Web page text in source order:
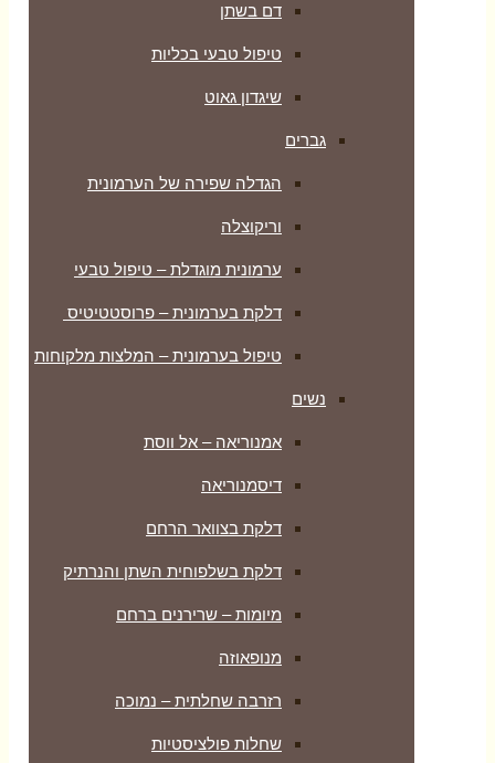
דם בשתן
טיפול טבעי בכליות
שיגדון גאוט
גברים
הגדלה שפירה של הערמונית
וריקוצלה
ערמונית מוגדלת – טיפול טבעי
דלקת בערמונית – פרוסטטיטיס
טיפול בערמונית – המלצות מלקוחות
נשים
אמנוריאה – אל ווסת
דיסמנוריאה
דלקת בצוואר הרחם
דלקת בשלפוחית השתן והנרתיק
מיומות – שרירנים ברחם
מנופאוזה
רזרבה שחלתית – נמוכה
שחלות פולציסטיות